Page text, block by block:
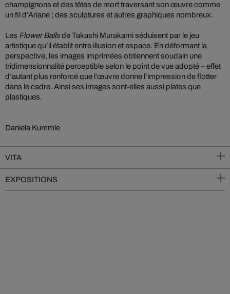
champignons et des têtes de mort traversant son œuvre comme
un fil d’Ariane ; des sculptures et autres graphiques nombreux.
Les Flower Ballsde Takashi Murakami séduisent par le jeu
artistique qu’il établit entre illusion et espace. En déformant la
perspective, les images imprimées obtiennent soudain une
tridimensionnalité perceptible selon le point de vue adopté – effet
d’autant plus renforcé que l’œuvre donne l’impression de flotter
dans le cadre. Ainsi ses images sont-elles aussi plates que
plastiques.
Daniela Kummle
VITA
EXPOSITIONS